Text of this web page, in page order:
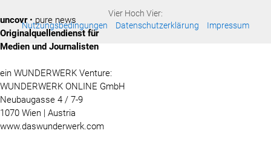
Vier Hoch Vier:
Nutzungsbedingungen
Datenschutzerklärung Impressum
uncovr• pure news
Originalquellendienst für
Medien und Journalisten
ein WUNDERWERK Venture:
WUNDERWERK ONLINE GmbH
Neubaugasse 4 / 7-9
1070 Wien | Austria
www.daswunderwerk.com